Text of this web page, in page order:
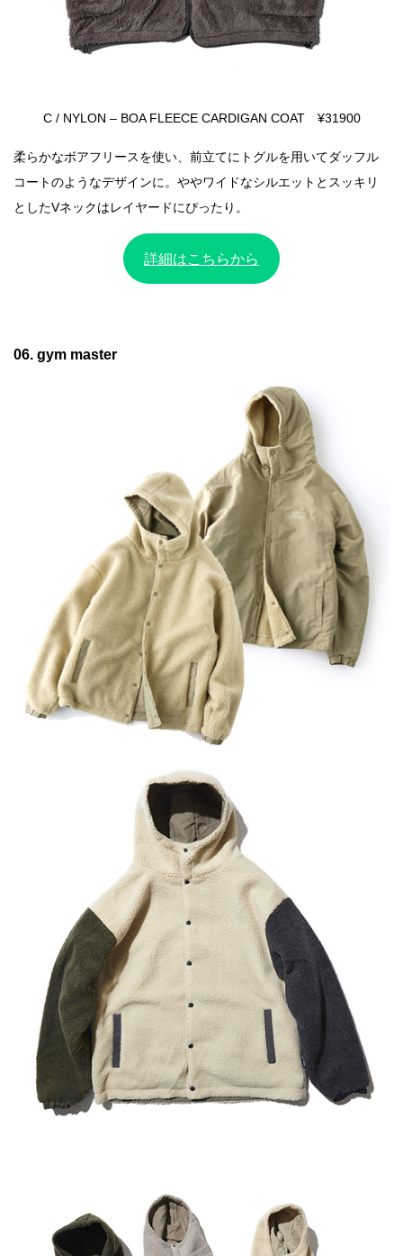
C / NYLON – BOA FLEECE CARDIGAN COAT ¥31900
柔らかなボアフリースを使い、前立てにトグルを用いてダッフル
コートのようなデザインに。ややワイドなシルエットとスッキリ
としたVネックはレイヤードにぴったり。
詳細はこちらから
06. gym master